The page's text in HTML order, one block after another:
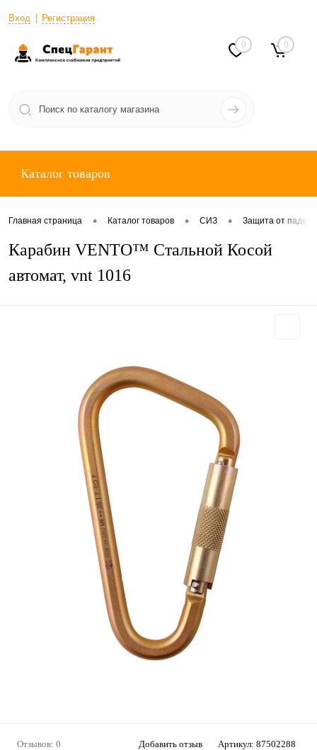
Вход Регистрация
0 0
Каталог товаров
Главная страница • Каталог товаров • СИЗ • Защита от
Карабин VENTO™ Стальной Косой
автомат, vnt 1016
Отзывов: 0 Добавить отзыв Артикул: 87502288